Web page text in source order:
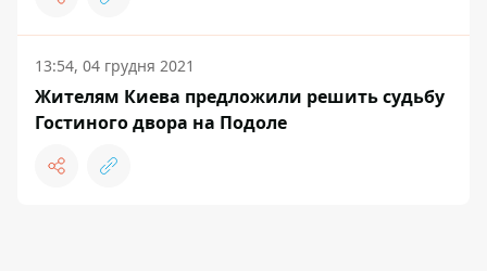
13:54, 04 грудня 2021
Жителям Киева предложили решить судьбу
Гостиного двора на Подоле